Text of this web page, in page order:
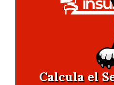
Calcula el